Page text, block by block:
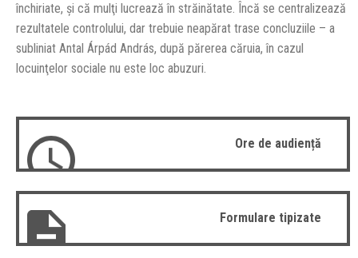
închiriate, şi că mulţi lucrează în străinătate. Încă se centralizează
rezultatele controlului, dar trebuie neapărat trase concluziile – a
subliniat Antal Árpád András, după părerea căruia, în cazul
locuinţelor sociale nu este loc abuzuri.
Ore de audiență
Formulare tipizate